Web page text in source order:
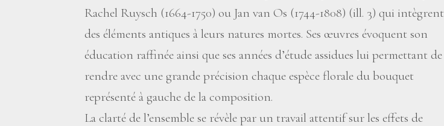
Rachel Ruysch (1664-1750) ou Jan van Os (1744-1808) (ill. 3) qui intègrent
des éléments antiques à leurs natures mortes. Ses œuvres évoquent son
éducation raffinée ainsi que ses années d’étude assidues lui permettant de
rendre avec une grande précision chaque espèce florale du bouquet
représenté à gauche de la composition.
La clarté de l’ensemble se révèle par un travail attentif sur les effets de